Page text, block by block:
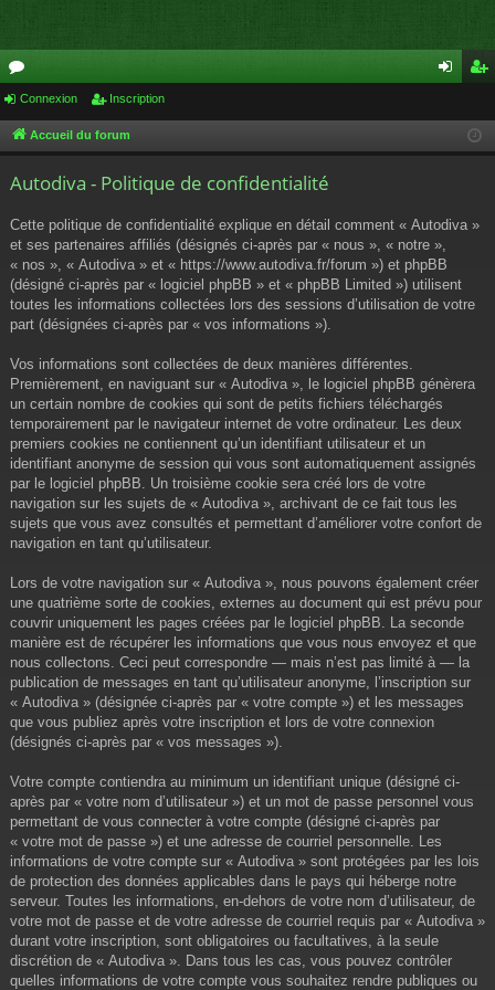
or
u cri
Connexion Inscription
Accueil du forum
Autodiva - Politique de confidentialité
Cette politique de confidentialité explique en détail comment « Autodiva »
et ses partenaires affiliés (désignés ci-après par « nous », « notre »,
« nos », « Autodiva » et « https://www.autodiva.fr/forum ») et phpBB
(désigné ci-après par « logiciel phpBB » et « phpBB Limited ») utilisent
toutes les informations collectées lors des sessions d’utilisation de votre
part (désignées ci-après par « vos informations »).
Vos informations sont collectées de deux manières différentes.
Premièrement, en naviguant sur « Autodiva », le logiciel phpBB génèrera
un certain nombre de cookies qui sont de petits fichiers téléchargés
temporairement par le navigateur internet de votre ordinateur. Les deux
premiers cookies ne contiennent qu’un identifiant utilisateur et un
identifiant anonyme de session qui vous sont automatiquement assignés
par le logiciel phpBB. Un troisième cookie sera créé lors de votre
navigation sur les sujets de « Autodiva », archivant de ce fait tous les
sujets que vous avez consultés et permettant d’améliorer votre confort de
navigation en tant qu’utilisateur.
Lors de votre navigation sur « Autodiva », nous pouvons également créer
une quatrième sorte de cookies, externes au document qui est prévu pour
couvrir uniquement les pages créées par le logiciel phpBB. La seconde
manière est de récupérer les informations que vous nous envoyez et que
nous collectons. Ceci peut correspondre — mais n’est pas limité à — la
publication de messages en tant qu’utilisateur anonyme, l’inscription sur
« Autodiva » (désignée ci-après par « votre compte ») et les messages
que vous publiez après votre inscription et lors de votre connexion
(désignés ci-après par « vos messages »).
Votre compte contiendra au minimum un identifiant unique (désigné ci-
après par « votre nom d’utilisateur ») et un mot de passe personnel vous
permettant de vous connecter à votre compte (désigné ci-après par
« votre mot de passe ») et une adresse de courriel personnelle. Les
informations de votre compte sur « Autodiva » sont protégées par les lois
de protection des données applicables dans le pays qui héberge notre
serveur. Toutes les informations, en-dehors de votre nom d’utilisateur, de
votre mot de passe et de votre adresse de courriel requis par « Autodiva »
durant votre inscription, sont obligatoires ou facultatives, à la seule
discrétion de « Autodiva ». Dans tous les cas, vous pouvez contrôler
quelles informations de votre compte vous souhaitez rendre publiques ou